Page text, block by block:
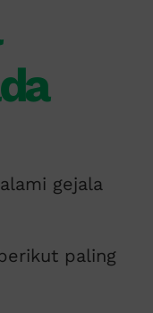
gejala
paling